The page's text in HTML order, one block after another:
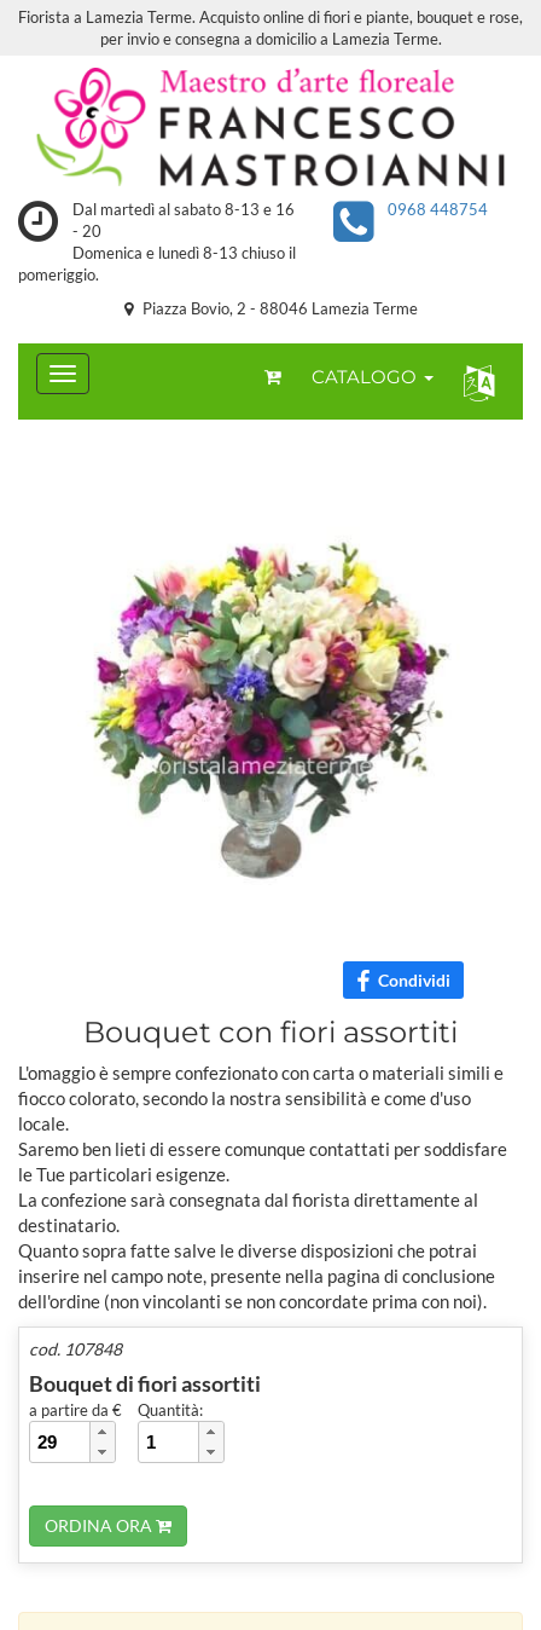
Fiorista a Lamezia Terme. Acquisto online di fiori e piante, bouquet e rose,
per invio e consegna a domicilio a Lamezia Terme.
Dal martedì al sabato 8-13 e 16
- 20
Domenica e lunedì 8-13 chiuso il
pomeriggio.
0968 448754
Piazza Bovio, 2 - 88046 Lamezia Terme
CATALOGO
Condividi
Bouquet con fiori assortiti
L'omaggio è sempre confezionato con carta o materiali simili e
fiocco colorato, secondo la nostra sensibilità e come d'uso
locale.
Saremo ben lieti di essere comunque contattati per soddisfare
le Tue particolari esigenze.
La confezione sarà consegnata dal fiorista direttamente al
destinatario.
Quanto sopra fatte salve le diverse disposizioni che potrai
inserire nel campo note, presente nella pagina di conclusione
dell'ordine (non vincolanti se non concordate prima con noi).
cod. 107848
Bouquet di fiori assortiti
a partire da € Quantità:
ORDINA ORA